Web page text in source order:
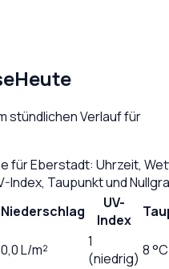
Heute
stündlichen Verlauf für
fürEberstadt: Uhrzeit,
Index, Taupunkt und
Niederschlag
UV-
Index
0,0L/m²
1
(niedrig) 8 °C